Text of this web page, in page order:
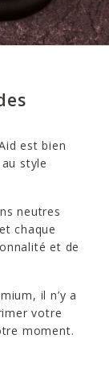
est bien
style
neutres
chaque
et de
il n’y a
votre
moment.